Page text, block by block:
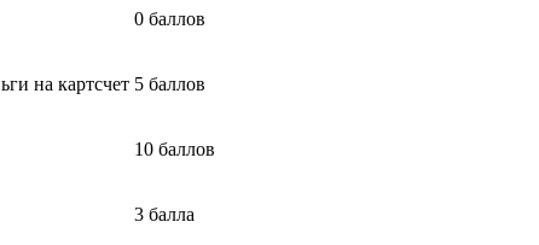
0 баллов
на картсчет 5 баллов
10 баллов
3 балла